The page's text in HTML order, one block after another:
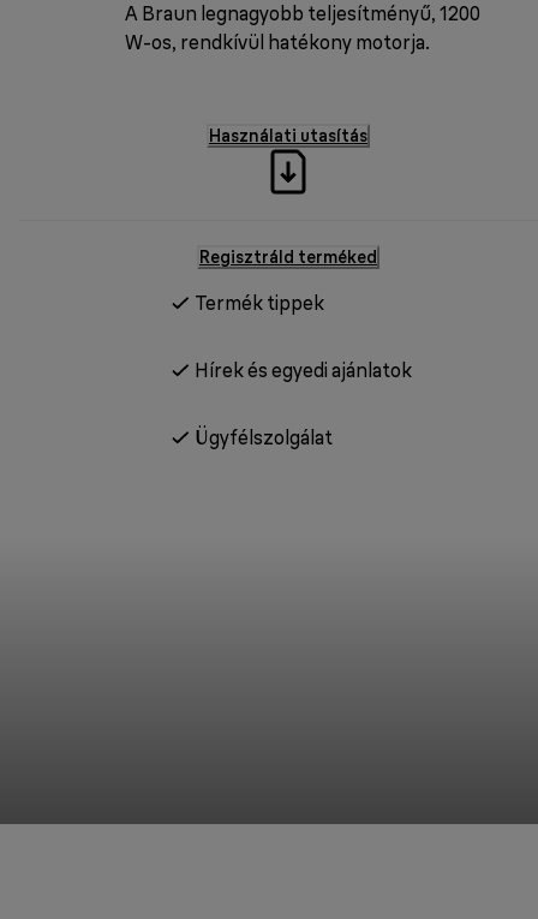
A Braun legnagyobb teljesítményű, 1200
W-os, rendkívül hatékony motorja.
Használati utasítás
Regisztráld terméked
Termék tippek
Hírek és egyedi ajánlatok
Ügyfélszolgálat